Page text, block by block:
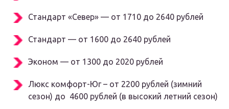
Стандарт «Север» — от 1710 до 2640 рублей
Стандарт — от 1600 до 2640 рублей
Эконом — от 1300 до 2020 рублей
Люкс комфорт-Юг – от 2200 рублей (зимний
сезон) до 4600 рублей (в высокий летний сезон)